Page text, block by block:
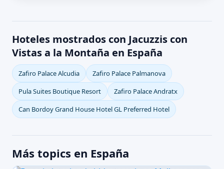
Hoteles mostrados con Jacuzzis con
Vistas a la Montaña en España
Zafiro Palace Alcudia
Zafiro Palace Palmanova
Pula Suites Boutique Resort
Zafiro Palace Andratx
Can Bordoy Grand House Hotel GL Preferred Hotel
Más topics en España